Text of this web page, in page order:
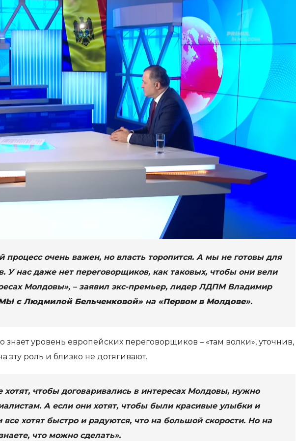
процесс очень важен, но власть торопится. А мы не готовы для
У нас даже нет переговорщиков, как таковых, чтобы они вели
Молдовы», – заявил экс-премьер, лидер ЛДПМ Владимир
с Людмилой Бельченковой»на «Первом в Молдове».
знает уровень европейских переговорщиков – «там волки», уточнив,
эту роль и близко не дотягивают.
хотят, чтобы договаривались в интересах Молдовы, нужно
А если они хотят, чтобы были красивые улыбки и
хотят быстро и радуются, что на большой скорости. Но на
что можно сделать».